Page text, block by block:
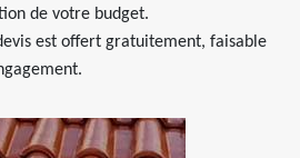
de votre budget.
est offert gratuitement, faisable